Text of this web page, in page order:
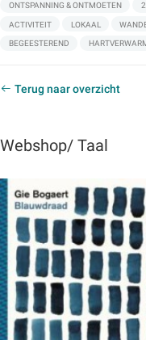
ONTSPANNING & ONTMOETEN
ACTIVITEIT LOKAAL
BEGEESTEREND
Terug naar overzicht
Webshop/ Taal